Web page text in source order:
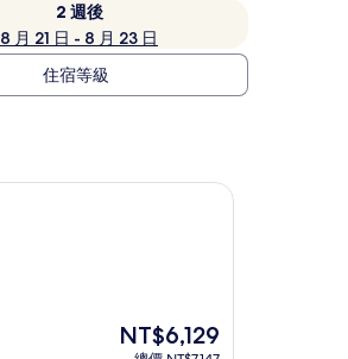
2 週後
8 月 21 日 - 8 月 23 日
住宿等級
現
NT$6,129